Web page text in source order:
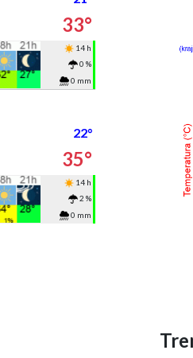
33°
14 h
0 %
0 mm
22°
35°
14 h
2 %
0 mm